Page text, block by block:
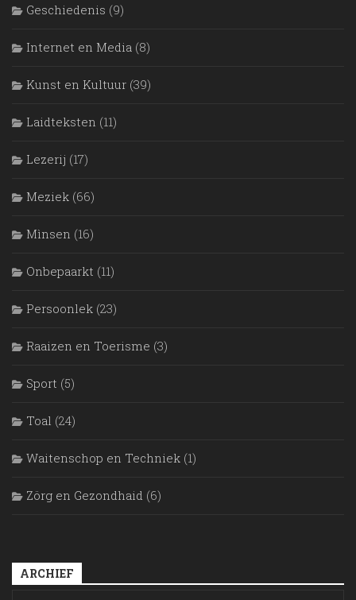
Geschiedenis (9)
Internet en Media (8)
Kunst en Kultuur (39)
Laidteksten (11)
Lezerij (17)
Meziek (66)
Mìnsen (16)
Onbepaarkt (11)
Persoonlek (23)
Raaizen en Toerisme (3)
Sport (5)
Toal (24)
Waitenschop en Techniek (1)
Zörg en Gezondhaid (6)
ARCHIEF